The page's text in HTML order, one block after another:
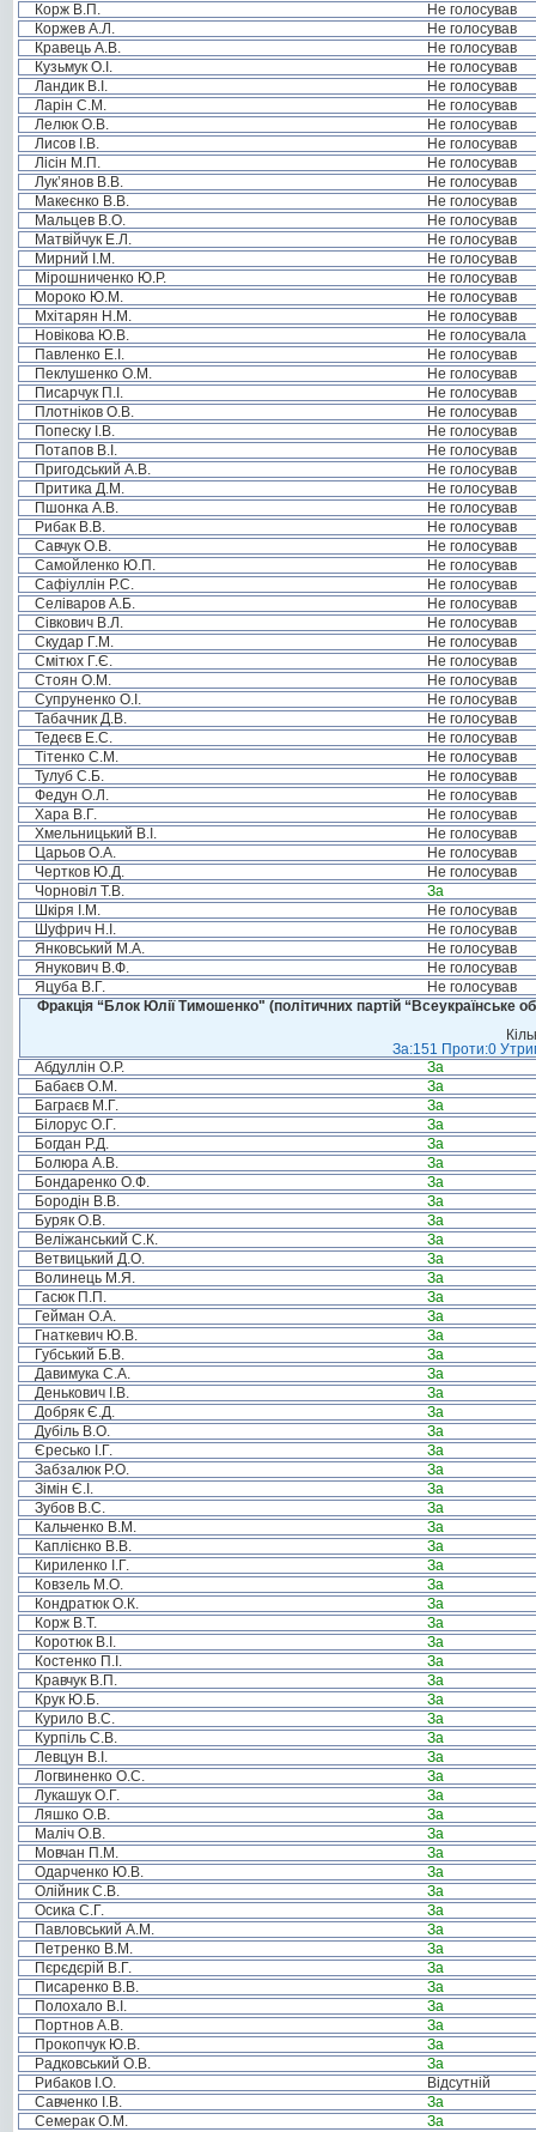
Корж В.П.
Не голосував
Коржев А.Л.
Не голосував
Кравець А.В.
Не голосував
Кузьмук О.І.
Не голосував
Ландик В.І.
Не голосував
Ларін С.М.
Не голосував
Лелюк О.В.
Не голосував
Лисов І.В.
Не голосував
Лісін М.П.
Не голосував
Лук’янов В.В.
Не голосував
Макеєнко В.В.
Не голосував
Мальцев В.О.
Не голосував
Матвійчук Е.Л.
Не голосував
Мирний І.М.
Не голосував
Мірошниченко Ю.Р.
Не голосував
Мороко Ю.М.
Не голосував
Мхітарян Н.М.
Не голосував
Новікова Ю.В.
Не голосувала
Павленко Е.І.
Не голосував
Пеклушенко О.М.
Не голосував
Писарчук П.І.
Не голосував
Плотніков О.В.
Не голосував
Попеску І.В.
Не голосував
Потапов В.І.
Не голосував
Пригодський А.В.
Не голосував
Притика Д.М.
Не голосував
Пшонка А.В.
Не голосував
Рибак В.В.
Не голосував
Савчук О.В.
Не голосував
Самойленко Ю.П.
Не голосував
Сафіуллін Р.С.
Не голосував
Селіваров А.Б.
Не голосував
Сівкович В.Л.
Не голосував
Скудар Г.М.
Не голосував
Смітюх Г.Є.
Не голосував
Стоян О.М.
Не голосував
Супруненко О.І.
Не голосував
Табачник Д.В.
Не голосував
Тедеєв Е.С.
Не голосував
Тітенко С.М.
Не голосував
Тулуб С.Б.
Не голосував
Федун О.Л.
Не голосував
Хара В.Г.
Не голосував
Хмельницький В.І.
Не голосував
Царьов О.А.
Не голосував
Чертков Ю.Д.
Не голосував
Чорновіл Т.В.
За
Шкіря І.М.
Не голосував
Шуфрич Н.І.
Не голосував
Янковський М.А.
Не голосував
Янукович В.Ф.
Не голосував
Яцуба В.Г.
Не голосував
Фракція “Блок Юлії Тимошенко" (політичних партій “Всеукраїнське
За:151 Проти:0
Абдуллін О.Р.
За
Бабаєв О.М.
За
Баграєв М.Г.
За
Білорус О.Г.
За
Богдан Р.Д.
За
Болюра А.В.
За
Бондаренко О.Ф.
За
Бородін В.В.
За
Буряк О.В.
За
Веліжанський С.К.
За
Ветвицький Д.О.
За
Волинець М.Я.
За
Гасюк П.П.
За
Гейман О.А.
За
Гнаткевич Ю.В.
За
Губський Б.В.
За
Давимука С.А.
За
Денькович І.В.
За
Добряк Є.Д.
За
Дубіль В.О.
За
Єресько І.Г.
За
Забзалюк Р.О.
За
Зімін Є.І.
За
Зубов В.С.
За
Кальченко В.М.
За
Каплієнко В.В.
За
Кириленко І.Г.
За
Ковзель М.О.
За
Кондратюк О.К.
За
Корж В.Т.
За
Коротюк В.І.
За
Костенко П.І.
За
Кравчук В.П.
За
Крук Ю.Б.
За
Курило В.С.
За
Курпіль С.В.
За
Левцун В.І.
За
Логвиненко О.С.
За
Лукашук О.Г.
За
Ляшко О.В.
За
Маліч О.В.
За
Мовчан П.М.
За
Одарченко Ю.В.
За
Олійник С.В.
За
Осика С.Г.
За
Павловський А.М.
За
Петренко В.М.
За
Пєрєдєрій В.Г.
За
Писаренко В.В.
За
Полохало В.І.
За
Портнов А.В.
За
Прокопчук Ю.В.
За
Радковський О.В.
За
Рибаков І.О.
Відсутній
Савченко І.В.
За
Семерак О.М.
За